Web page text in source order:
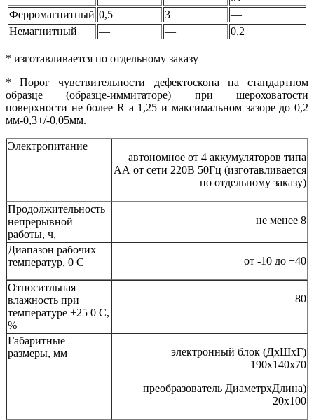
Ферромагнитный 0,5 3
—
Немагнитный
— — 0,2
* изготавливается по отдельному заказу
* Порог чувствительности дефектоскопа на стандартном
образце (образце-иммитаторе) при шероховатости
поверхности не более R a 1,25 и максимальном зазоре до 0,2
мм-0,3+/-0,05мм.
Электропитание
автономное от 4 аккумуляторов типа
АА от сети 220В 50Гц (изготавливается
по отдельному заказу)
Продолжительность
непрерывной
работы, ч,
не менее 8
Диапазон рабочих
температур, 0 C
от -10 до +40
Относитльная
влажность при
температуре +25 0 C,
%
80
Габаритные
размеры, мм
электронный блок (ДхШхГ)
190x140x70
преобразователь ДиаметрхДлина)
20х100